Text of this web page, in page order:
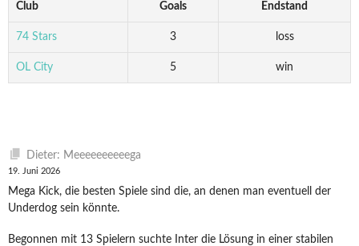
Club Goals Endstand
74 Stars 3 loss
OL City 5 win
Dieter: Meeeeeeeeeega
19. Juni 2026
Mega Kick, die besten Spiele sind die, an denen man eventuell der
Underdog sein könnte.
Begonnen mit 13 Spielern suchte Inter die Lösung in einer stabilen